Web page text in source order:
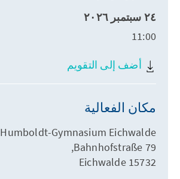
٢٤ سبتمبر ٢٠٢٦
11:00
أضف إلى التقويم
مكان الفعالية
Humboldt-Gymnasium Eichwalde
Bahnhofstraße 79,
15732 Eichwalde